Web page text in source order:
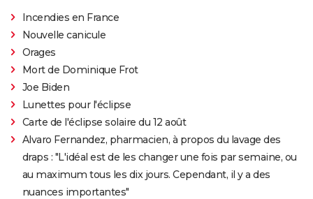
Incendies en France
Nouvelle canicule
Orages
Mort de Dominique Frot
Joe Biden
Lunettes pour l'éclipse
Carte de l'éclipse solaire du 12 août
Alvaro Fernandez, pharmacien, à propos du lavage des
draps : "L'idéal est de les changer une fois par semaine, ou
au maximum tous les dix jours. Cependant, il y a des
nuances importantes"